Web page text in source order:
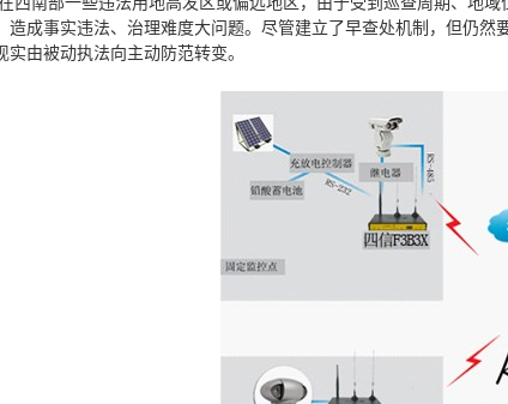
造成事实违法、治理难度大问题。尽管建立了早查处机制，但仍
实由被动执法向主动防范转变。